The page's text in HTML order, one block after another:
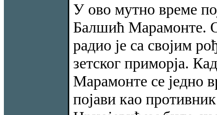
У ово мутно време
Балшић Марамонте.
радио је са својим
зетског приморја.
Марамонте се једно
појави као